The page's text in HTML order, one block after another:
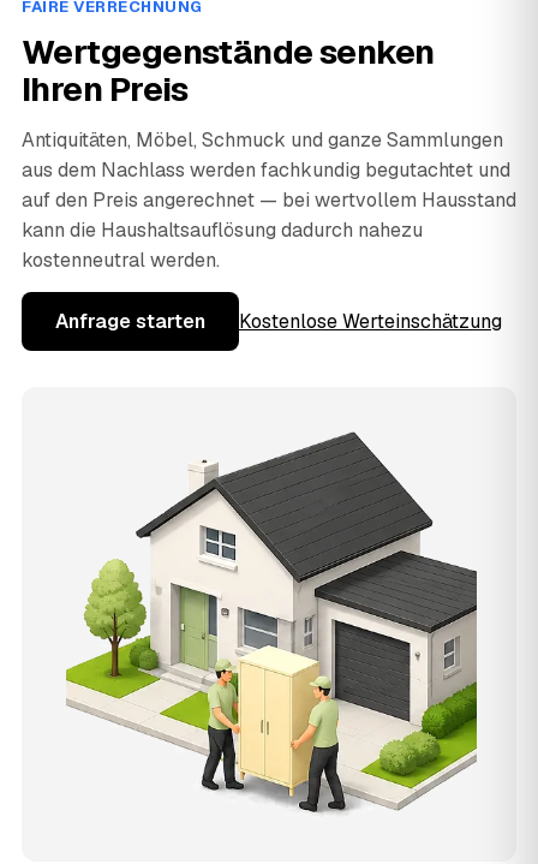
FAIRE VERRECHNUNG
Wertgegenstände senken
Ihren Preis
Antiquitäten, Möbel, Schmuck und ganze Sammlungen
aus dem Nachlass werden fachkundig begutachtet und
auf den Preis angerechnet — bei wertvollem Hausstand
kann die Haushaltsauflösung dadurch nahezu
kostenneutral werden.
Anfrage starten Kostenlose Werteinschätzung